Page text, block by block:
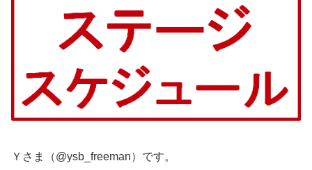
Ｙさま（@ysb_freeman）です。